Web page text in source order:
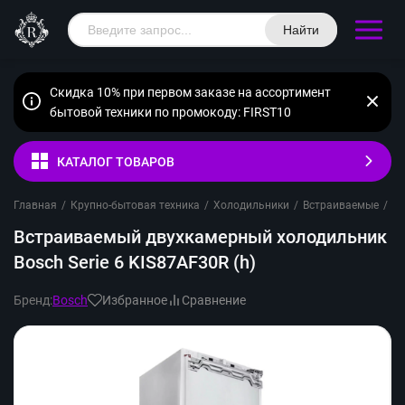
Найти
Скидка 10% при первом заказе на ассортимент
бытовой техники по промокоду: FIRST10
КАТАЛОГ ТОВАРОВ
Главная / Крупно-бытовая техника / Холодильники / Встраиваемые /
Встраиваемый двухкамерный холодильник
Bosch Serie 6 KIS87AF30R (h)
Бренд:Bosch Избранное Сравнение